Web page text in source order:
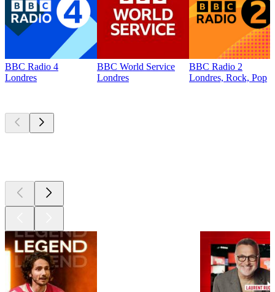
BBC Radio 4
Londres
BBC World Service
Londres
BBC Radio 2
Londres, Rock, Pop